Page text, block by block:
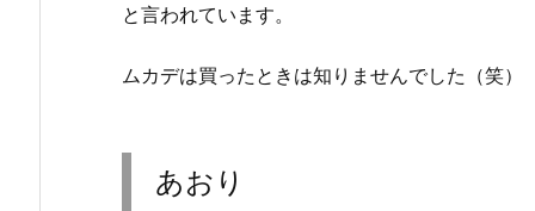
と言われています。
ムカデは買ったときは知りませんでした（笑）
あおり